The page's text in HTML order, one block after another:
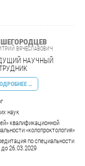
ВЯЧЕСЛАВОВИЧ
НАУЧНЫЙ
…
наук
квалификационной
«колопроктология»
по специальности
до 26.03.2029